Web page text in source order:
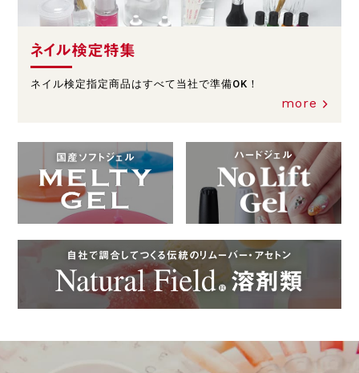
ネイル検定特集
ネイル検定指定商品はすべて当社で準備OK！
more
国産ソフトジェル ハードジェル
自社で調合してつくる伝統のリムーバー・アセトン